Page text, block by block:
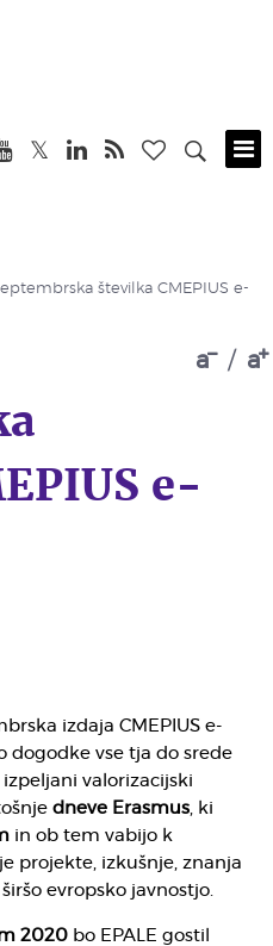
številka CMEPIUS e-
a / a
e-
izdaja CMEPIUS e-
dogodke vse tja do srede
valorizacijski
dneve Erasmus, ki
in ob tem vabijo k
projekte, izkušnje, znanja
evropsko javnostjo.
2020 bo EPALE gostil